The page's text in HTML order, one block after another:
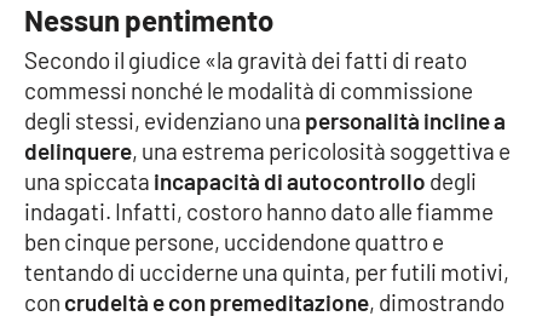
Nessun pentimento
Secondo il giudice «la gravità dei fatti di reato
commessi nonché le modalità di commissione
degli stessi, evidenziano una personalità incline a
delinquere, una estrema pericolosità soggettiva e
una spiccata incapacità di autocontrollo degli
indagati. Infatti, costoro hanno dato alle fiamme
ben cinque persone, uccidendone quattro e
tentando di ucciderne una quinta, per futili motivi,
con crudeltà e con premeditazione, dimostrando